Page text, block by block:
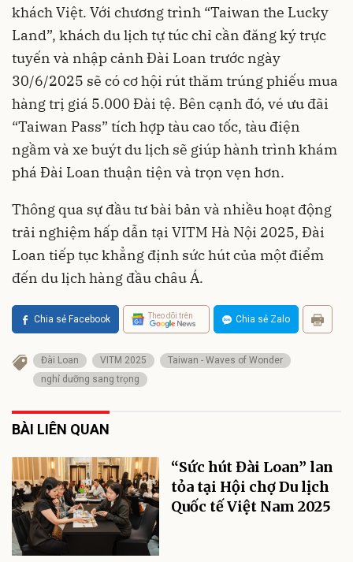
khách Việt. Với chương trình “Taiwan the Lucky
Land”, khách du lịch tự túc chỉ cần đăng ký trực
tuyến và nhập cảnh Đài Loan trước ngày
30/6/2025 sẽ có cơ hội rút thăm trúng phiếu mua
hàng trị giá 5.000 Đài tệ. Bên cạnh đó, vé ưu đãi
“Taiwan Pass” tích hợp tàu cao tốc, tàu điện
ngầm và xe buýt du lịch sẽ giúp hành trình khám
phá Đài Loan thuận tiện và trọn vẹn hơn.
Thông qua sự đầu tư bài bản và nhiều hoạt động
trải nghiệm hấp dẫn tại VITM Hà Nội 2025, Đài
Loan tiếp tục khẳng định sức hút của một điểm
đến du lịch hàng đầu châu Á.
Chia sẻ Facebook Theo dõi trên Chia sẻ Zalo
Đài Loan VITM 2025
Taiwan - Waves of Wonder
nghỉ dưỡng sang trọng
BÀI LIÊN QUAN
“Sức hút Đài Loan” lan
tỏa tại Hội chợ Du lịch
Quốc tế Việt Nam 2025